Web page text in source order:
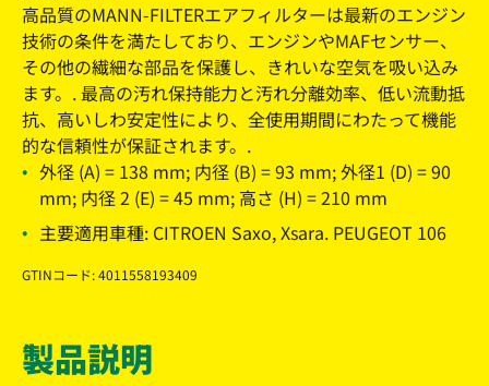
高品質のMANN-FILTERエアフィルターは最新のエンジン
技術の条件を満たしており、エンジンやMAFセンサー、
その他の繊細な部品を保護し、きれいな空気を吸い込み
ます。. 最高の汚れ保持能力と汚れ分離効率、低い流動抵
抗、高いしわ安定性により、全使用期間にわたって機能
的な信頼性が保証されます。.
外径 (A) = 138 mm; 内径 (B) = 93 mm; 外径1 (D) = 90
mm; 内径 2 (E) = 45 mm; 高さ (H) = 210 mm
主要適用車種: CITROEN Saxo, Xsara. PEUGEOT 106
GTINコード: 4011558193409
製品説明